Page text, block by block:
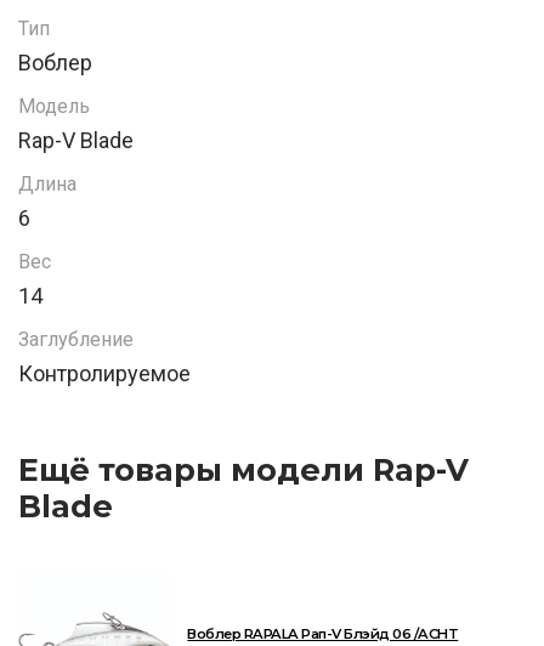
Тип
Воблер
Модель
Rap-V Blade
Длина
6
Вес
14
Заглубление
Контролируемое
Ещё товары модели Rap-V
Blade
Воблер RAPALA Рап-V Блэйд 06 /ACHT